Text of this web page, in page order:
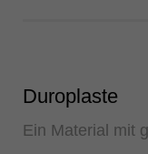
Duroplaste
Ein Material mit